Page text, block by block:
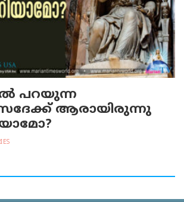
പറയുന്ന
ആരായിരുന്നു